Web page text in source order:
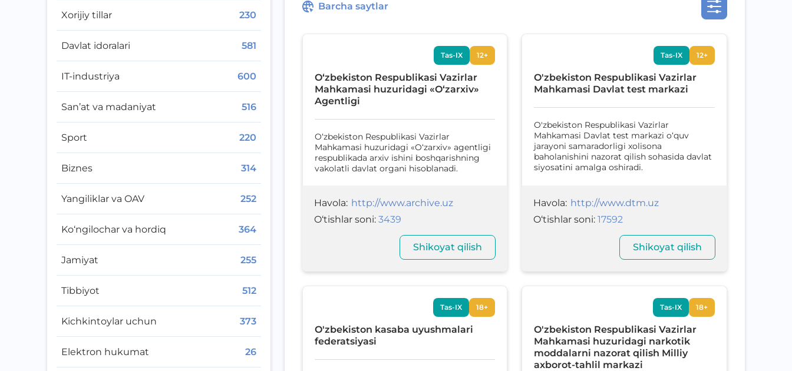
Barcha saytlar
Tas-IX 12+
O‘zbekiston Respublikasi Vazirlar
Mahkamasi huzuridagi «O‘zarxiv»
Agentligi
O‘zbekiston Respublikasi Vazirlar
Mahkamasi huzuridagi «O‘zarxiv» agentligi
respublikada arxiv ishini boshqarishning
vakolatli davlat organi hisoblanadi.
Havola: http://www.archive.uz
O‘tishlar soni: 3439
Shikoyat qilish
Tas-IX 12+
O'zbekiston Respublikasi Vazirlar
Mahkamasi Davlat test markazi
O'zbekiston Respublikasi Vazirlar
Mahkamasi Davlat test markazi o‘quv
jarayoni samaradorligi xolisona
baholanishini nazorat qilish sohasida davlat
siyosatini amalga oshiradi.
Havola: http://www.dtm.uz
O‘tishlar soni:17592
Shikoyat qilish
Tas-IX 18+
O'zbekiston kasaba uyushmalari
federatsiyasi
Tas-IX 18+
O'zbekiston Respublikasi Vazirlar
Mahkamasi huzuridagi narkotik
moddalarni nazorat qilish Milliy
axborot-tahlil markazi
Xorijiy tillar 230
Davlat idoralari 581
IT-industriya 600
San’at va madaniyat 516
Sport 220
Biznes 314
Yangiliklar va OAV 252
Ko‘ngilochar va hordiq 364
Jamiyat 255
Tibbiyot 512
Kichkintoylar uchun 373
Elektron hukumat 26